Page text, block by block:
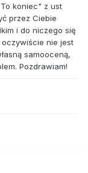
koniec" z ust
przez Ciebie
i do niczego się
oczywiście nie jest
samooceną,
Pozdrawiam!